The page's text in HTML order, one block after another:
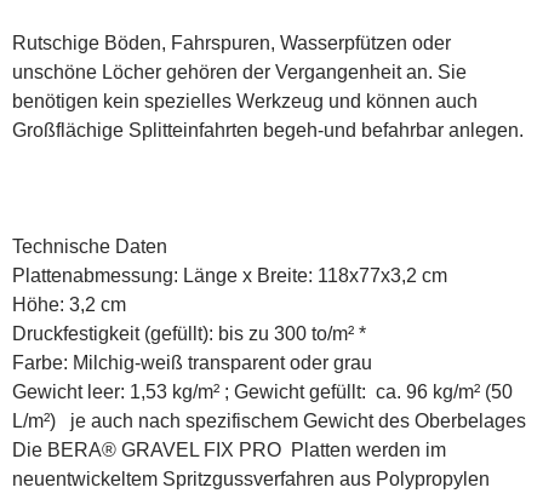
Rutschige Böden, Fahrspuren, Wasserpfützen oder
unschöne Löcher gehören der Vergangenheit an. Sie
benötigen kein spezielles Werkzeug und können auch
Großflächige Splitteinfahrten begeh-und befahrbar anlegen.
Technische Daten
Plattenabmessung: Länge x Breite: 118x77x3,2 cm
Höhe: 3,2 cm
Druckfestigkeit (gefüllt): bis zu 300 to/m² *
Farbe: Milchig-weiß transparent oder grau
Gewicht leer: 1,53 kg/m² ; Gewicht gefüllt: ca. 96 kg/m² (50
L/m²) je auch nach spezifischem Gewicht des Oberbelages
Die BERA® GRAVEL FIX PRO Platten werden im
neuentwickeltem Spritzgussverfahren aus Polypropylen